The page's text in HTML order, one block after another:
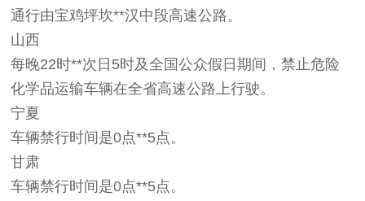
通行由宝鸡坪坎**汉中段高速公路。
山西
每晚22时**次日5时及全国公众假日期间，禁止危险
化学品运输车辆在全省高速公路上行驶。
宁夏
车辆禁行时间是0点**5点。
甘肃
车辆禁行时间是0点**5点。